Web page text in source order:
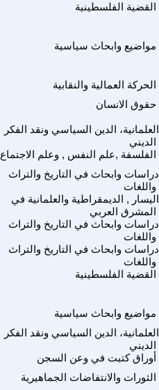
القضية الفلسطينية
مواضيع وابحاث سياسية
الحركة العمالية والنقابية
حقوق الانسان
العلمانية، الدين السياسي ونقد الفكر
الديني
الفلسفة ,علم النفس , وعلم الاجتماع
دراسات وابحاث في التاريخ والتراث
واللغات
اليسار , الديمقراطية والعلمانية في
المشرق العربي
دراسات وابحاث في التاريخ والتراث
واللغات
دراسات وابحاث في التاريخ والتراث
واللغات
القضية الفلسطينية
مواضيع وابحاث سياسية
العلمانية، الدين السياسي ونقد الفكر
الديني
أوراق كتبت في وعن السجن
الثورات والانتفاضات الجماهيرية